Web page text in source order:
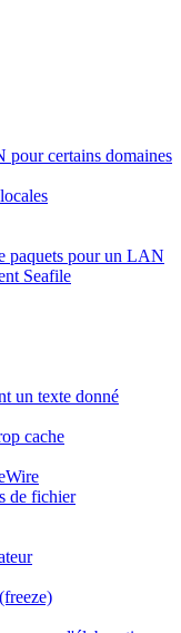
pour certains domaines
paquets pour un LAN
Seafile
un texte donné
cache
de fichier